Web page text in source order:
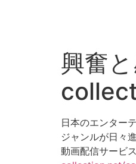
興奮
日本のエンター
ジャンルが日々
動画配信サービ